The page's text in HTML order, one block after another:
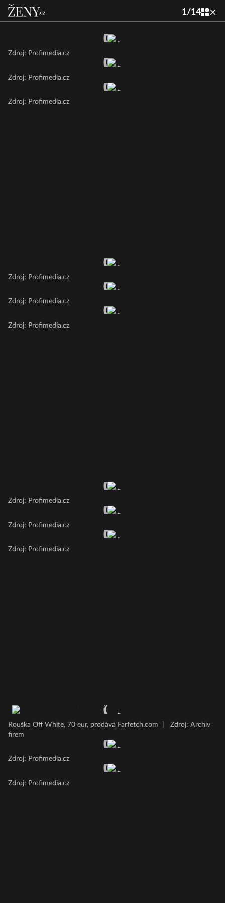
1/14
Zdroj: Profimedia.cz
Zdroj: Profimedia.cz
Zdroj: Profimedia.cz
Zdroj: Profimedia.cz
Zdroj: Profimedia.cz
Zdroj: Profimedia.cz
Zdroj: Profimedia.cz
Zdroj: Profimedia.cz
Zdroj: Profimedia.cz
Rouška Off White, 70 eur, prodává Farfetch.com
Zdroj: Archiv
firem
Zdroj: Profimedia.cz
Zdroj: Profimedia.cz